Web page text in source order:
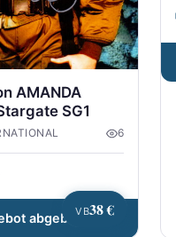
VB38 €
AMANDA
SG1
6
abgeben